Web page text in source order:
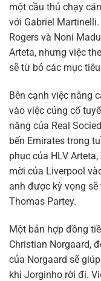
một cầu thủ chạy
với Gabriel
Rogers và Noni
Arteta, nhưng việc
sẽ từ bỏ các mục
Bên cạnh việc nâng
vào việc củng cố
năng của Real
bến Emirates trong
phục của HLV
mời của Liverpool
anh được kỳ vọng
Thomas Partey.
Một bản hợp đồng
Christian Norgaard,
của Norgaard sẽ
khi Jorginho rời đi.